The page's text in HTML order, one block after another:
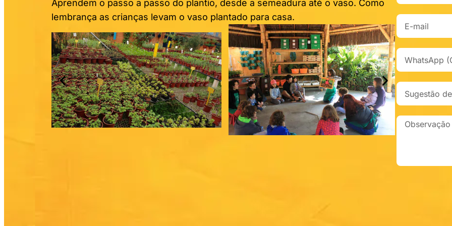
Aprendem o passo a passo do plantio, desde a semeadura até o vaso. Como
lembrança as crianças levam o vaso plantado para casa.